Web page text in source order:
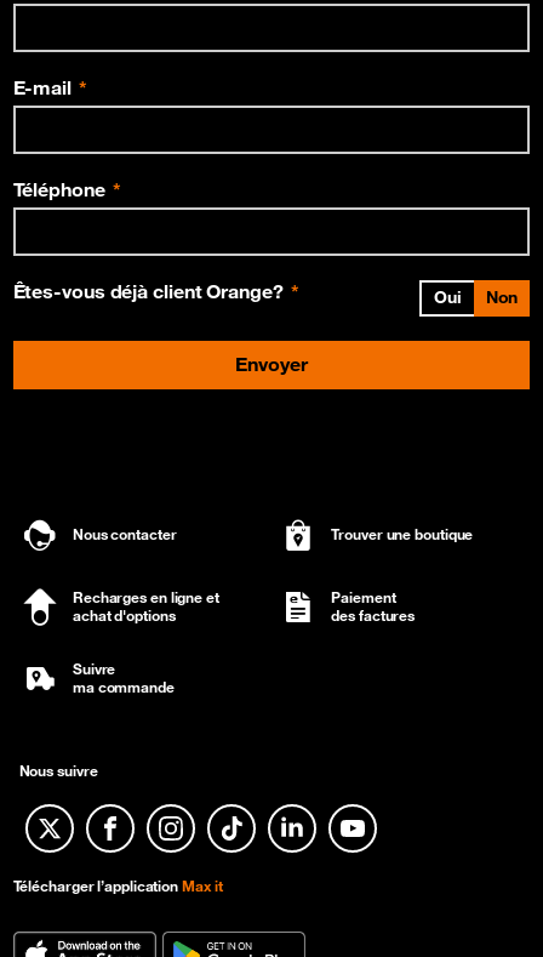
E-mail
Téléphone
Êtes-vous déjà client Orange? Oui Non
Envoyer
Nous contacter Trouver une boutique
Recharges en ligne et
achat d'options
Paiement
des factures
Suivre
ma commande
Nous suivre
Twitter FacebookInstagramTikTok Linkedin YouTube
Télécharger l’applicationMax it